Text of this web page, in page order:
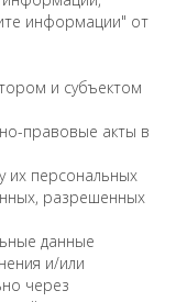
информации" от
и субъектом
правовые акты в
их персональных
разрешенных
данные
и/или
через